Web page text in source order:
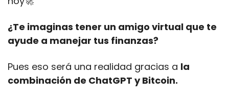
¿Te imaginas tener un amigo virtual que te
ayude a manejar tus finanzas?
Pues eso será una realidad gracias a la
combinación de ChatGPT y Bitcoin.